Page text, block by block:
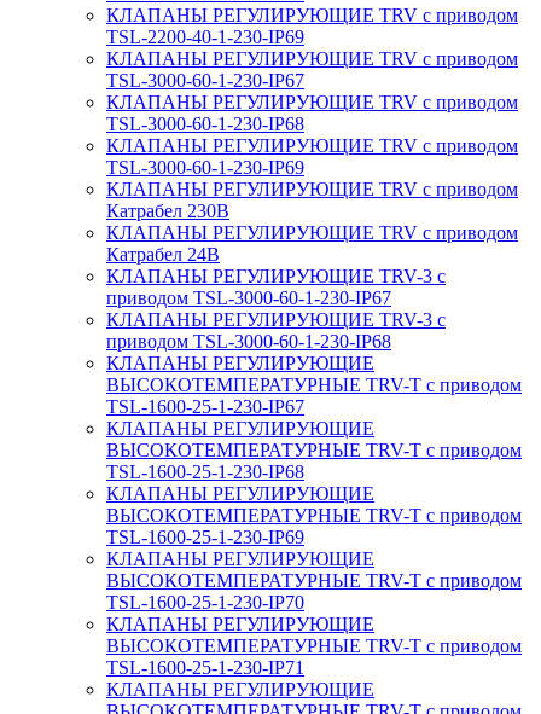
КЛАПАНЫ РЕГУЛИРУЮЩИЕ TRV с приводом
TSL-2200-40-1-230-IP69
КЛАПАНЫ РЕГУЛИРУЮЩИЕ TRV с приводом
TSL-3000-60-1-230-IP67
КЛАПАНЫ РЕГУЛИРУЮЩИЕ TRV с приводом
TSL-3000-60-1-230-IP68
КЛАПАНЫ РЕГУЛИРУЮЩИЕ TRV с приводом
TSL-3000-60-1-230-IP69
КЛАПАНЫ РЕГУЛИРУЮЩИЕ TRV с приводом
Катрабел 230В
КЛАПАНЫ РЕГУЛИРУЮЩИЕ TRV с приводом
Катрабел 24В
КЛАПАНЫ РЕГУЛИРУЮЩИЕ TRV-3 с
приводом TSL-3000-60-1-230-IP67
КЛАПАНЫ РЕГУЛИРУЮЩИЕ TRV-3 с
приводом TSL-3000-60-1-230-IP68
КЛАПАНЫ РЕГУЛИРУЮЩИЕ
ВЫСОКОТЕМПЕРАТУРНЫЕ TRV-T с приводом
TSL-1600-25-1-230-IP67
КЛАПАНЫ РЕГУЛИРУЮЩИЕ
ВЫСОКОТЕМПЕРАТУРНЫЕ TRV-T с приводом
TSL-1600-25-1-230-IP68
КЛАПАНЫ РЕГУЛИРУЮЩИЕ
ВЫСОКОТЕМПЕРАТУРНЫЕ TRV-T с приводом
TSL-1600-25-1-230-IP69
КЛАПАНЫ РЕГУЛИРУЮЩИЕ
ВЫСОКОТЕМПЕРАТУРНЫЕ TRV-T с приводом
TSL-1600-25-1-230-IP70
КЛАПАНЫ РЕГУЛИРУЮЩИЕ
ВЫСОКОТЕМПЕРАТУРНЫЕ TRV-T с приводом
TSL-1600-25-1-230-IP71
КЛАПАНЫ РЕГУЛИРУЮЩИЕ